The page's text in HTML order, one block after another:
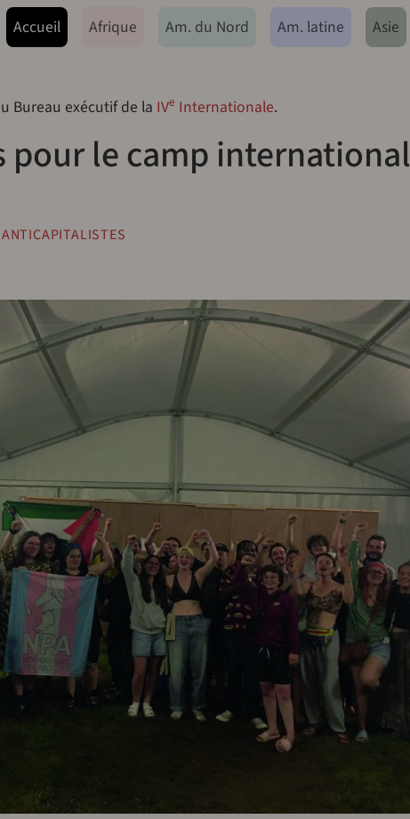
principal
Accueil Afrique Am. du Nord Am. latine Asie
Bureau exécutif de la IVe Internationale.
pour le camp international